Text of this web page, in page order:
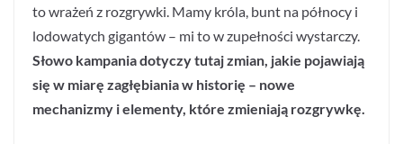
to wrażeń z rozgrywki. Mamy króla, bunt na północy i
lodowatych gigantów – mi to w zupełności wystarczy.
Słowo kampania dotyczy tutaj zmian, jakie pojawiają
się w miarę zagłębiania w historię – nowe
mechanizmy i elementy, które zmieniają rozgrywkę.